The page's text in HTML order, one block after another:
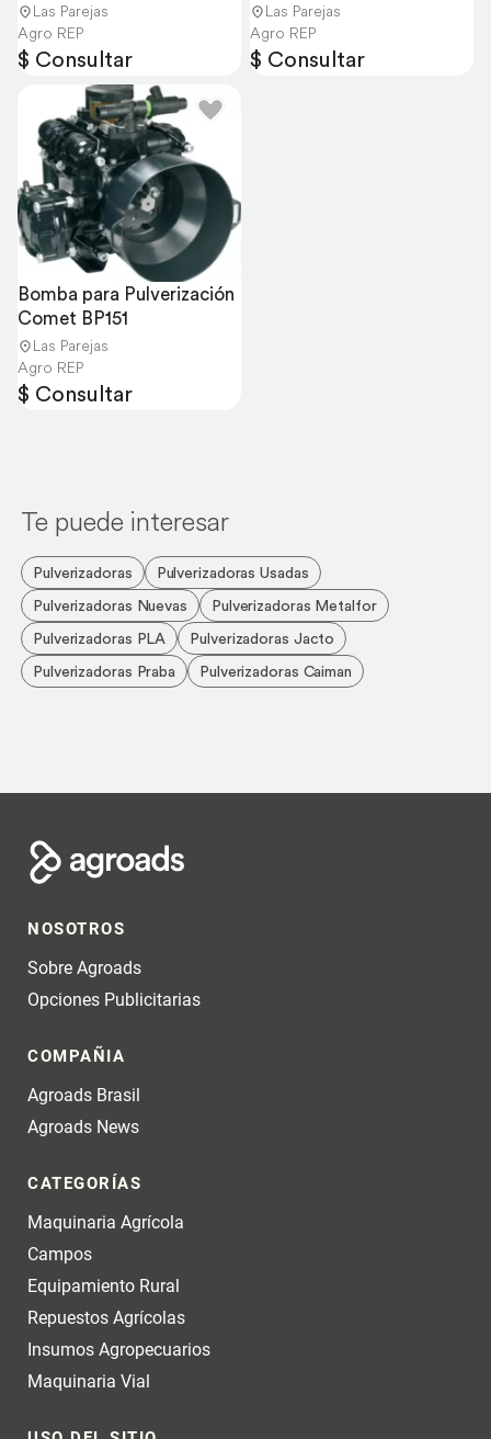
Las Parejas
Agro REP
$ Consultar
Las Parejas
Agro REP
$ Consultar
Bomba para Pulverización
Comet BP151
Las Parejas
Agro REP
$ Consultar
Te puede interesar
Pulverizadoras
Pulverizadoras Usadas
Pulverizadoras Nuevas
Pulverizadoras Metalfor
Pulverizadoras PLA
Pulverizadoras Jacto
Pulverizadoras Praba
Pulverizadoras Caiman
NOSOTROS
Sobre Agroads
Opciones Publicitarias
COMPAÑIA
Agroads Brasil
Agroads News
CATEGORÍAS
Maquinaria Agrícola
Campos
Equipamiento Rural
Repuestos Agrícolas
Insumos Agropecuarios
Maquinaria Vial